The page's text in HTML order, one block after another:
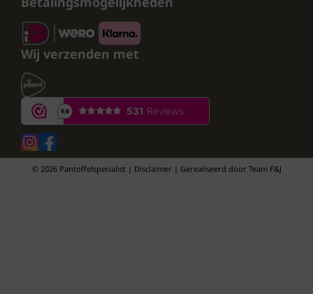
Wij verzenden met
© 2026 Pantoffelspecialist | Disclaimer | Gerealiseerd door Team F&J